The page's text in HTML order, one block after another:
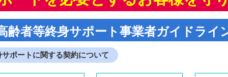
齢者等終身サポート事業者ガイドライ
サポートに関する契約について